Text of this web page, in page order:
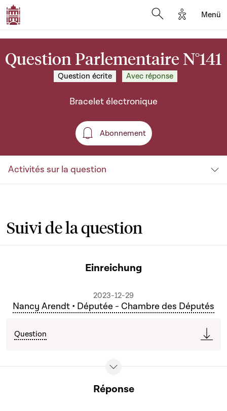
Options
Menü
Question Parlementaire N°141
Question écrite Avec réponse
Bracelet électronique
Abonnement
Abonnement
Activités sur la question
Suivi de la question
Einreichung
2023-12-29
Nancy Arendt • Députée - Chambre des Députés
Question
Réponse